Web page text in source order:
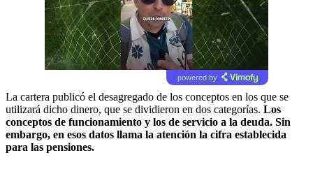
powered by
La cartera publicó el desagregado de los conceptos en los que se
utilizará dicho dinero, que se dividieron en dos categorías. Los
conceptos de funcionamiento y los de servicio a la deuda. Sin
embargo, en esos datos llama la atención la cifra establecida
para las pensiones.